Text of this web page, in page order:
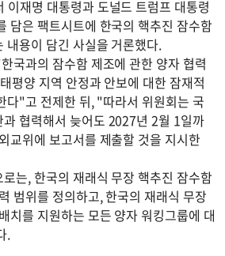
이재명 대통령과 도널드 트럼프 대통령
담은 팩트시트에 한국의 핵추진 잠수함
내용이 담긴 사실을 거론했다.
국과의 잠수함 제조에 관한 양자 협력
평양 지역 안정과 안보에 대한 잠재적
다"고 전제한 뒤, "따라서 위원회는 국
협력해서 늦어도 2027년 2월 1일까
교위에 보고서를 제출할 것을 지시한
는, 한국의 재래식 무장 핵추진 잠수함
범위를 정의하고, 한국의 재래식 무장
치를 지원하는 모든 양자 워킹그룹에 대
.